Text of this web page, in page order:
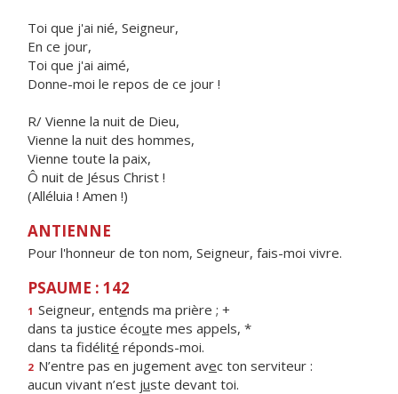
Toi que j'ai nié, Seigneur,
En ce jour,
Toi que j'ai aimé,
Donne-moi le repos de ce jour !
R/ Vienne la nuit de Dieu,
Vienne la nuit des hommes,
Vienne toute la paix,
Ô nuit de Jésus Christ !
(Alléluia ! Amen !)
ANTIENNE
Pour l'honneur de ton nom, Seigneur, fais-moi vivre.
PSAUME : 142
1 Seigneur, entends ma prière ; +
dans ta justice écoute mes appels, *
dans ta fidélité réponds-moi.
2 N’entre pas en jugement avec ton serviteur :
aucun vivant n’est juste devant toi.